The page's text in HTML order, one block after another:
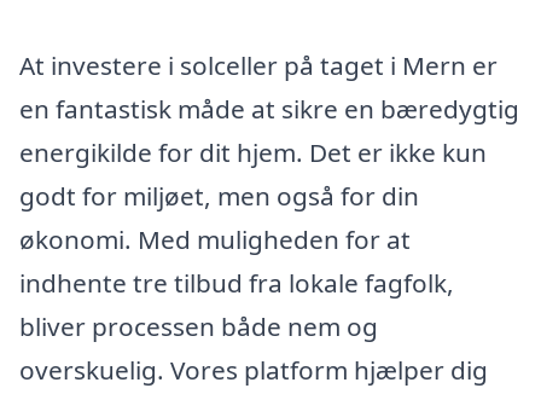
At investere i solceller på taget i Mern er
en fantastisk måde at sikre en bæredygtig
energikilde for dit hjem. Det er ikke kun
godt for miljøet, men også for din
økonomi. Med muligheden for at
indhente tre tilbud fra lokale fagfolk,
bliver processen både nem og
overskuelig. Vores platform hjælper dig